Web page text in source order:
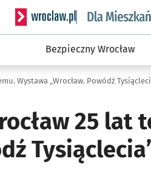
Serwis informacyjny
Bezpieczny Wrocław
25 lat